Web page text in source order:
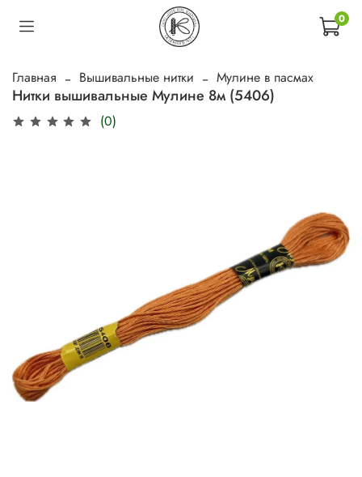
0
Главная Вышивальные нитки Мулине в пасмах
Нитки вышивальные Мулине 8м (5406)
(0)